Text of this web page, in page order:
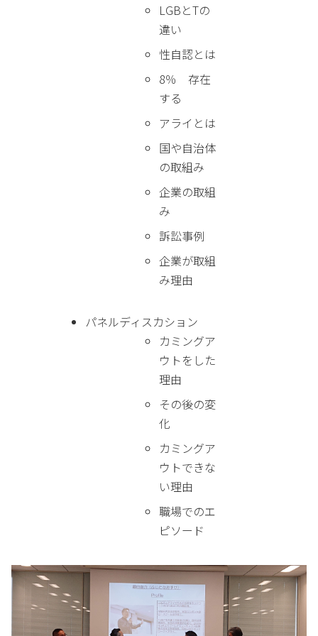
LGBとTの
違い
性自認とは
8％ 存在
する
アライとは
国や自治体
の取組み
企業の取組
み
訴訟事例
企業が取組
み理由
パネルディスカション
カミングア
ウトをした
理由
その後の変
化
カミングア
ウトできな
い理由
職場でのエ
ピソード